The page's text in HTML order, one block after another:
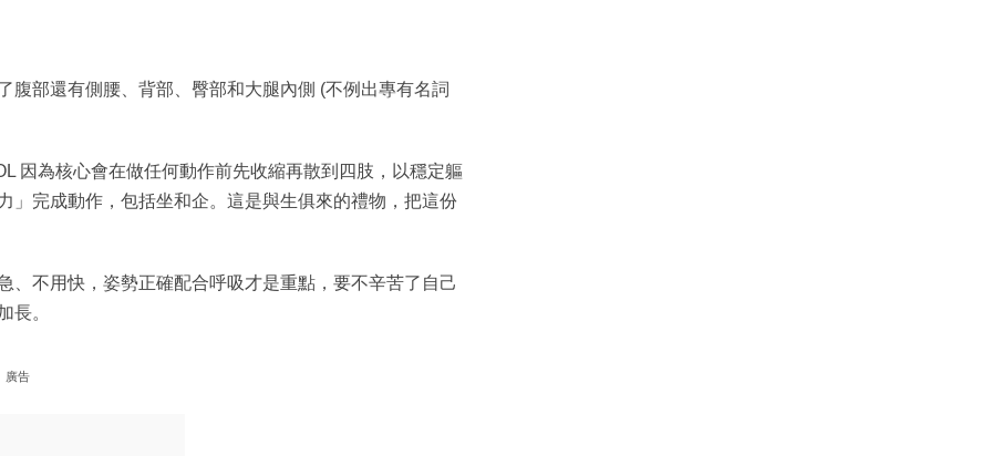
部還有側腰、背部、臀部和大腿內側 (不例出專有名詞
因為核心會在做任何動作前先收縮再散到四肢，以穩定軀
」完成動作，包括坐和企。這是與生俱來的禮物，把這份
不用快，姿勢正確配合呼吸才是重點，要不辛苦了自己
長。
廣告